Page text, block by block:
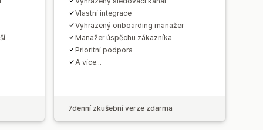
Vlastní integrace
Vyhrazený onboarding manažer
Manažer úspěchu zákazníka
Prioritní podpora
A více…
7denní zkušební verze zdarma